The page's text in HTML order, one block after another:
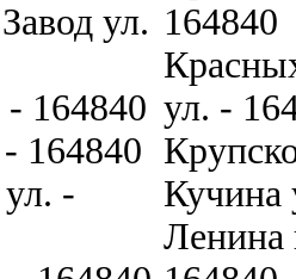
ул.
164840
164840
-
164840
ул. -
Кучина
Ленина